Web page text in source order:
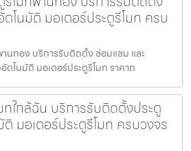
โนมัติ มอเตอร์ประตูรีโมท ครบ
นทอง บริการรับติดตั้ง ซ่อมแซม และ
ตโนมัติ มอเตอร์ประตูรีโมท ราคาถ
ใกล้ฉัน บริการรับติดตั้งประตู
มอเตอร์ประตูรีโมท ครบวงจร